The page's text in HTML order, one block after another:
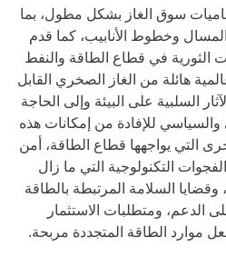
سوق الغاز بشكل مطول، بما
وخطوط الأنابيب، كما قدم
الثورية في قطاع الطاقة والنفط
هائلة من الغاز الصخري القابل
السلبية على البيئة وإلى الحاجة
والسياسي للإفادة من إمكانات هذه
التي يواجهها قطاع الطاقة، أمن
التكنولوجية التي ما زال
وقضايا السلامة المرتبطة بالطاقة
الدعم، ومتطلبات الاستثمار
موارد الطاقة المتجددة مربحة.